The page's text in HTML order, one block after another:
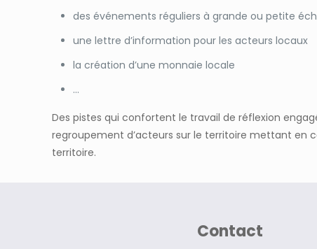
des événements réguliers à grande ou petite
une lettre d’information pour les acteurs locaux
la création d’une monnaie locale
…
Des pistes qui confortent le travail de réflexion
regroupement d’acteurs sur le territoire mettant en
territoire.
Contact